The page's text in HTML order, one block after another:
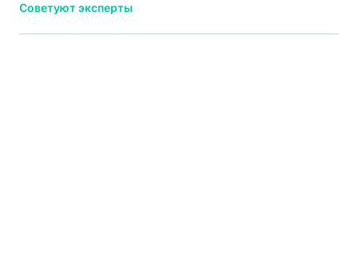
Советуют эксперты